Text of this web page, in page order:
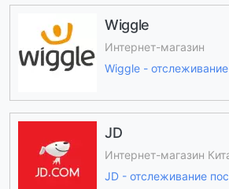
Wiggle
Интернет-магазин
Wiggle -
JD
Интернет-магазин
JD - отслеживание